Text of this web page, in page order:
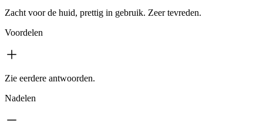
Zacht voor de huid, prettig in gebruik. Zeer tevreden.
Voordelen
Zie eerdere antwoorden.
Nadelen